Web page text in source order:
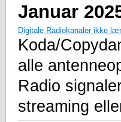
Januar
Digitale Radiokanaler ikke
Koda/
alle
Radio
streaming